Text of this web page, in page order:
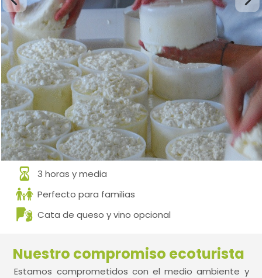
3 horas y media
Perfecto para familias
Cata de queso y vino opcional
Nuestro compromiso ecoturista
Estamos comprometidos con el medio ambiente y